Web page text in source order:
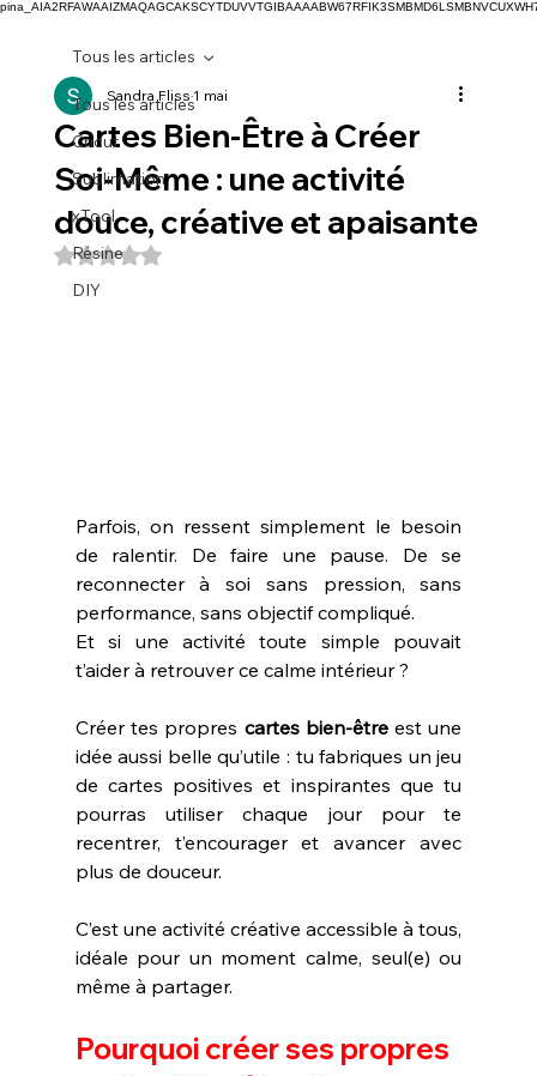
Tous les articles
Cricut
Sublimation
xTool
Résine
DIY
Tous les articles
Cartes Bien-Être à Créer
Soi-Même : une activité
douce, créative et apaisante
Sandra Fliss1 mai
Noté NaN étoiles sur 5.
Parfois, on ressent simplement le besoin
de ralentir. De faire une pause. De se
reconnecter à soi sans pression, sans
performance, sans objectif compliqué.
Et si une activité toute simple pouvait
t’aider à retrouver ce calme intérieur ?
Créer tes propres cartes bien-être est une
idée aussi belle qu’utile : tu fabriques un jeu
de cartes positives et inspirantes que tu
pourras utiliser chaque jour pour te
recentrer, t’encourager et avancer avec
plus de douceur.
C’est une activité créative accessible à tous,
idéale pour un moment calme, seul(e) ou
même à partager.
Pourquoi créer ses propres